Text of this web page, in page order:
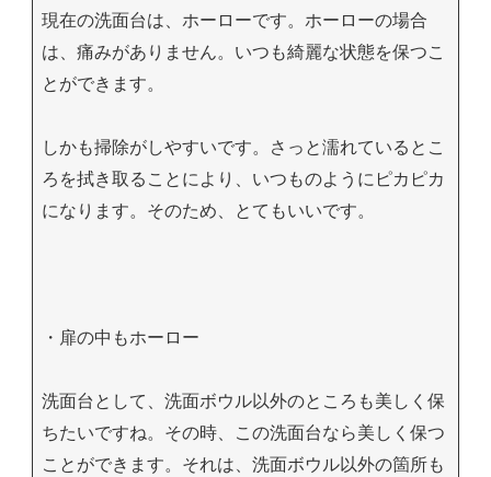
現在の洗面台は、ホーローです。ホーローの場合
は、痛みがありません。いつも綺麗な状態を保つこ
とができます。
しかも掃除がしやすいです。さっと濡れているとこ
ろを拭き取ることにより、いつものようにピカピカ
になります。そのため、とてもいいです。
・扉の中もホーロー
洗面台として、洗面ボウル以外のところも美しく保
ちたいですね。その時、この洗面台なら美しく保つ
ことができます。それは、洗面ボウル以外の箇所も